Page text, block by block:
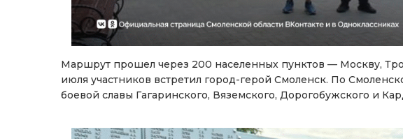
Маршрут прошел через 200 населенных пунктов — Москву,
июля участников встретил город-герой Смоленск. По
боевой славы Гагаринского, Вяземского, Дорогобужского и